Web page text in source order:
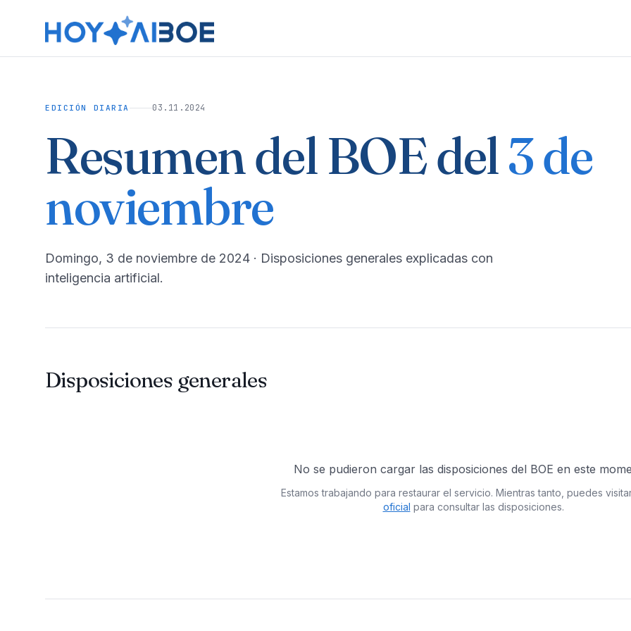
EDICIÓN DIARIA 03.11.2024
Resumen del BOE del3 de
noviembre
domingo, 3 de noviembre de 2024 · Disposiciones generales explicadas con
inteligencia artificial.
Disposiciones generales
No se pudieron cargar las disposiciones del BOE en este
Estamos trabajando para restaurar el servicio. Mientras tanto, puedes
oficial para consultar las disposiciones.